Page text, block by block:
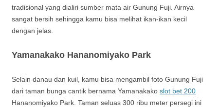
tradisional yang dialiri sumber mata air Gunung Fuji. Airnya
sangat bersih sehingga kamu bisa melihat ikan-ikan kecil
dengan jelas.
Yamanakako Hananomiyako Park
Selain danau dan kuil, kamu bisa mengambil foto Gunung Fuji
dari taman bunga cantik bernama Yamanakako slot bet 200
Hananomiyako Park. Taman seluas 300 ribu meter persegi ini